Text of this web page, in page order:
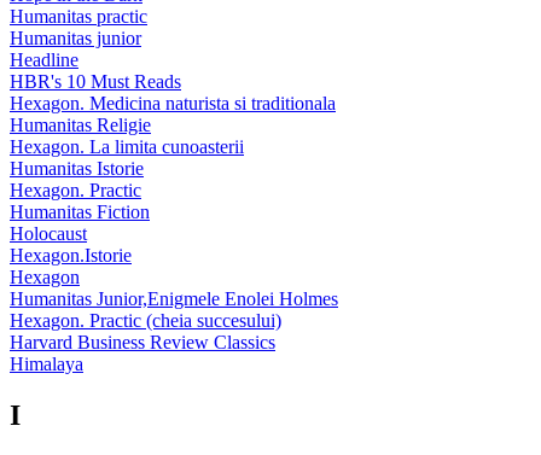
Humanitas practic
Humanitas junior
Headline
HBR's 10 Must Reads
Hexagon. Medicina naturista si traditionala
Humanitas Religie
Hexagon. La limita cunoasterii
Humanitas Istorie
Hexagon. Practic
Humanitas Fiction
Holocaust
Hexagon.Istorie
Hexagon
Humanitas Junior,Enigmele Enolei Holmes
Hexagon. Practic (cheia succesului)
Harvard Business Review Classics
Himalaya
I